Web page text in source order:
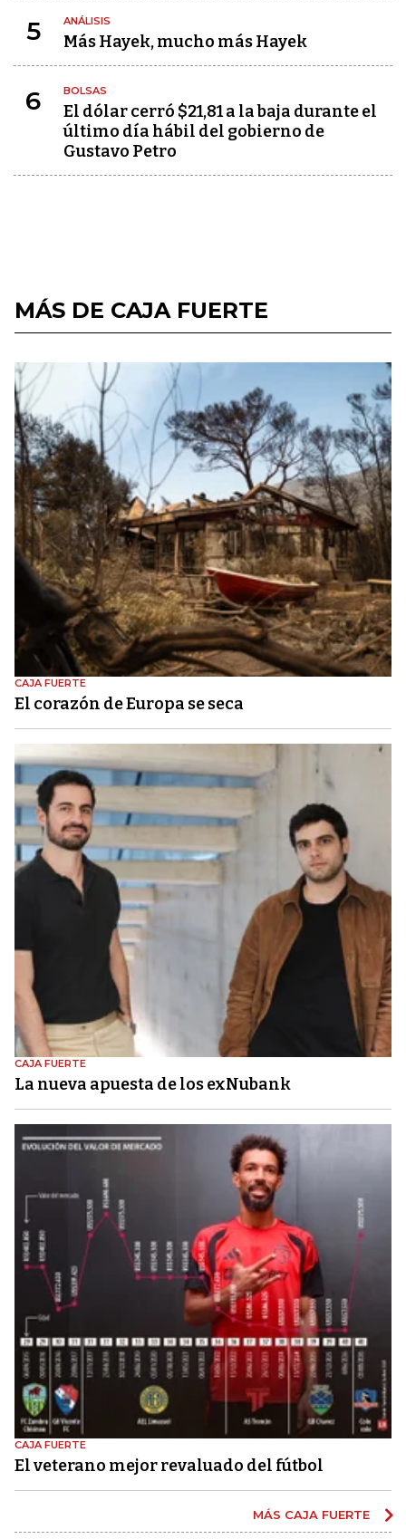
5 ANÁLISIS
Más Hayek, mucho más Hayek
6 BOLSAS
El dólar cerró $21,81 a la baja durante el
último día hábil del gobierno de
Gustavo Petro
MÁS DE CAJA FUERTE
CAJA FUERTE
El corazón de Europa se seca
CAJA FUERTE
La nueva apuesta de los exNubank
CAJA FUERTE
El veterano mejor revaluado del fútbol
MÁS CAJA FUERTE